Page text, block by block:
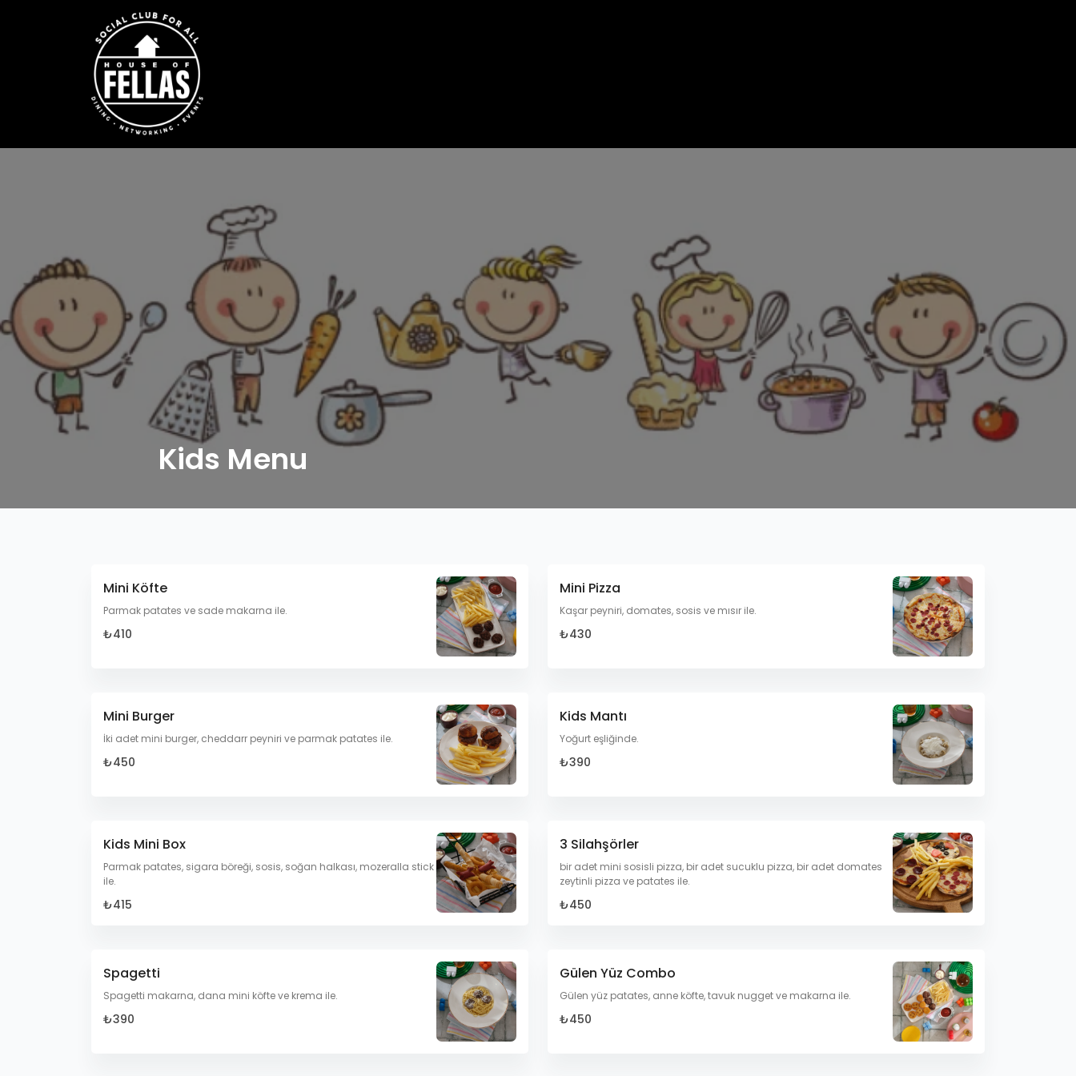
Kids Menu
Mini Köfte
Parmak patates ve sade makarna ile.
₺410
Mini Pizza
Kaşar peyniri, domates, sosis ve mısır ile.
₺430
Mini Burger
İki adet mini burger, cheddarr peyniri ve parmak patates ile.
₺450
Kids Mantı
Yoğurt eşliğinde.
₺390
Kids Mini Box
Parmak patates, sigara böreği, sosis, soğan halkası, mozeralla stick
ile.
₺415
3 Silahşörler
bir adet mini sosisli pizza, bir adet sucuklu pizza, bir adet domates
zeytinli pizza ve patates ile.
₺450
Spagetti
Spagetti makarna, dana mini köfte ve krema ile.
₺390
Gülen Yüz Combo
Gülen yüz patates, anne köfte, tavuk nugget ve makarna ile.
₺450